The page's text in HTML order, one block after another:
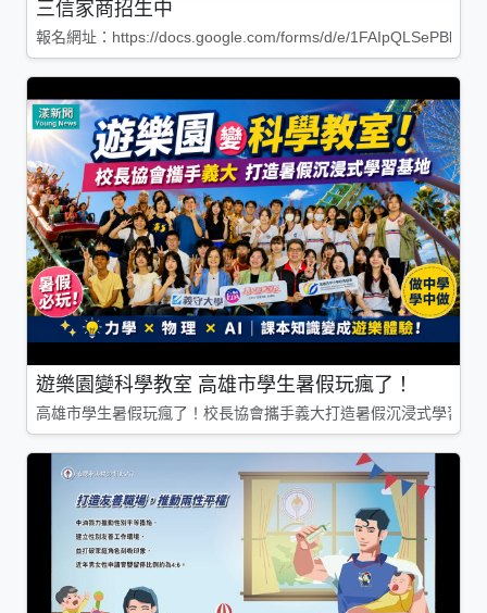
三信家商招生中
報名網址：https://docs.google.com/forms/d/e/
遊樂園變科學教室 高雄市學生暑假玩瘋了！
高雄市學生暑假玩瘋了！校長協會攜手義大打造暑假沉浸式學習基